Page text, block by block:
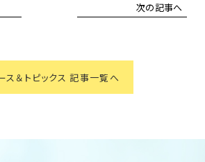
ス＆トピックス 記事一覧へ
次の記事へ